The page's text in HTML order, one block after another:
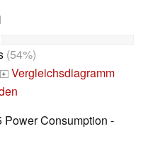
(54%)
+ Vergleichsdiagramm
Power Consumption -